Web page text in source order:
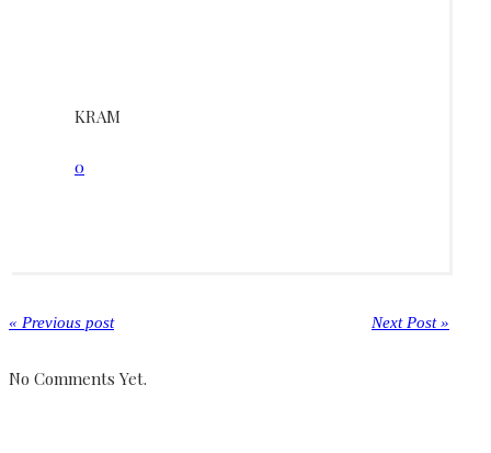
KRAM
0
« Previous post Next Post »
No Comments Yet.